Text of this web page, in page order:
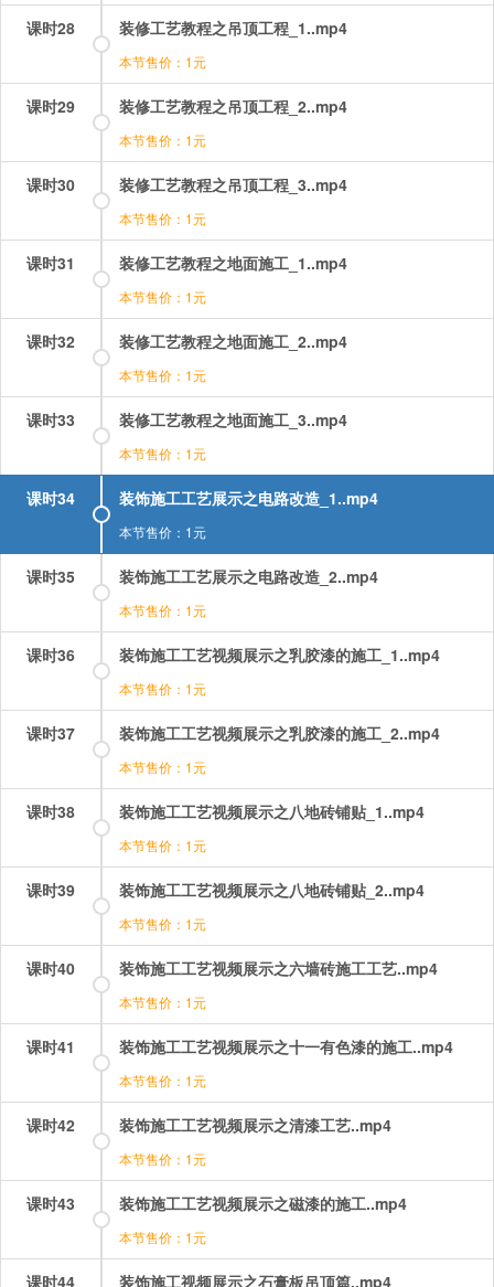
课时28 装修工艺教程之吊顶工程_1..mp4
本节售价：1元
课时29 装修工艺教程之吊顶工程_2..mp4
本节售价：1元
课时30 装修工艺教程之吊顶工程_3..mp4
本节售价：1元
课时31 装修工艺教程之地面施工_1..mp4
本节售价：1元
课时32 装修工艺教程之地面施工_2..mp4
本节售价：1元
课时33 装修工艺教程之地面施工_3..mp4
本节售价：1元
课时34 装饰施工工艺展示之电路改造_1..mp4
本节售价：1元
课时35 装饰施工工艺展示之电路改造_2..mp4
本节售价：1元
课时36 装饰施工工艺视频展示之乳胶漆的施工_1..mp4
本节售价：1元
课时37 装饰施工工艺视频展示之乳胶漆的施工_2..mp4
本节售价：1元
课时38 装饰施工工艺视频展示之八地砖铺贴_1..mp4
本节售价：1元
课时39 装饰施工工艺视频展示之八地砖铺贴_2..mp4
本节售价：1元
课时40 装饰施工工艺视频展示之六墙砖施工工艺..mp4
本节售价：1元
课时41 装饰施工工艺视频展示之十一有色漆的施工..mp4
本节售价：1元
课时42 装饰施工工艺视频展示之清漆工艺..mp4
本节售价：1元
课时43 装饰施工工艺视频展示之磁漆的施工..mp4
本节售价：1元
课时44 装饰施工视频展示之石膏板吊顶篇..mp4